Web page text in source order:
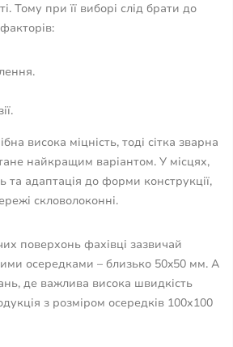
Тому при її виборі слід брати до
висока міцність, тоді сітка зварна
найкращим варіантом. У місцях,
та адаптація до форми конструкції,
скловолоконні.
поверхонь фахівці зазвичай
осередками – близько 50x50 мм. А
де важлива висока швидкість
з розміром осередків 100х100